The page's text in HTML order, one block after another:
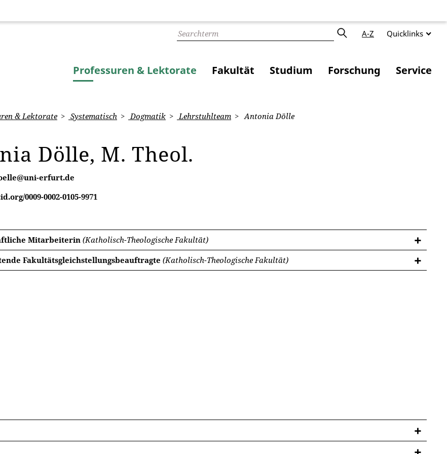
A-Z Quicklinks
Professuren & Lektorate Fakultät Studium Forschung Service
& Lektorate Systematisch Dogmatik Lehrstuhlteam Antonia Dölle
Dölle, M. Theol.
erfurt.de
0009-0002-0105-9971
Mitarbeiterin (Katholisch-Theologische Fakultät)
Fakultätsgleichstellungsbeauftragte (Katholisch-Theologische Fakultät)